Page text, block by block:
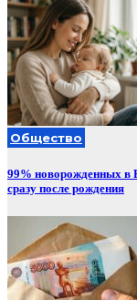
Общество
99% новорожденных в
сразу после рождения